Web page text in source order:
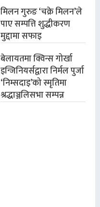
मिलन गुरुङ ‘चक्रे मिलन’ले
पाए सम्पत्ति शुद्धीकरण
मुद्दामा सफाइ
बेलायतमा क्विन्स गोर्खा
इन्जिनियर्सद्वारा निर्मल पुर्जा
‘निम्सदाइ’को स्मृतिमा
श्रद्धाञ्जलिसभा सम्पन्न